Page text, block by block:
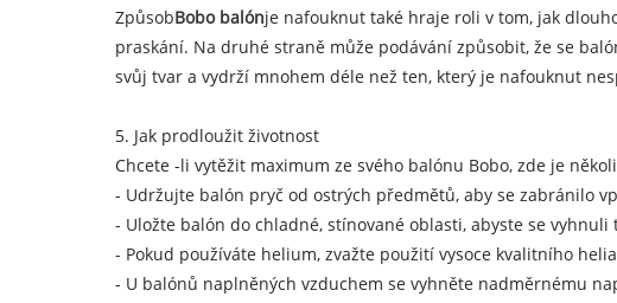
ZpůsobBobo balónje nafouknut také hraje roli v tom, jak
praskání. Na druhé straně může podávání způsobit, že se
svůj tvar a vydrží mnohem déle než ten, který je nafouknut
5. Jak prodloužit životnost
Chcete -li vytěžit maximum ze svého balónu Bobo, zde je
- Udržujte balón pryč od ostrých předmětů, aby se zabránilo
- Uložte balón do chladné, stínované oblasti, abyste se vyhnuli
- Pokud používáte helium, zvažte použití vysoce kvalitního
- U balónů naplněných vzduchem se vyhněte nadměrnému